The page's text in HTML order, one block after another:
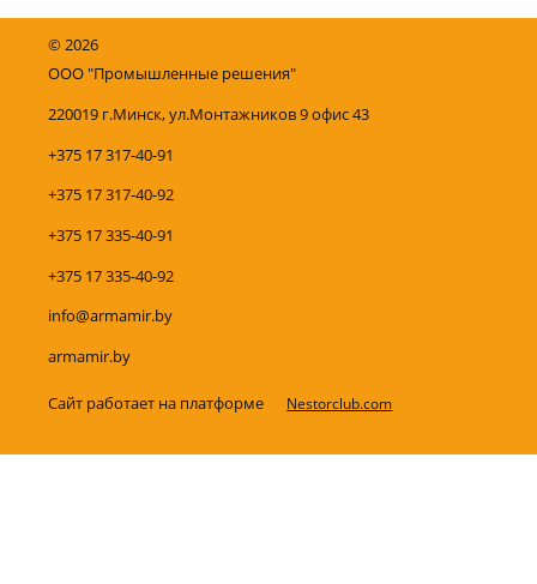
©2026
ООО "Промышленные решения"
220019 г.Минск, ул.Монтажников 9 офис 43
+375 17 317-40-91
+375 17 317-40-92
+375 17 335-40-91
+375 17 335-40-92
info@armamir.by
armamir.by
Сайт работает на платформе Nestorclub.com